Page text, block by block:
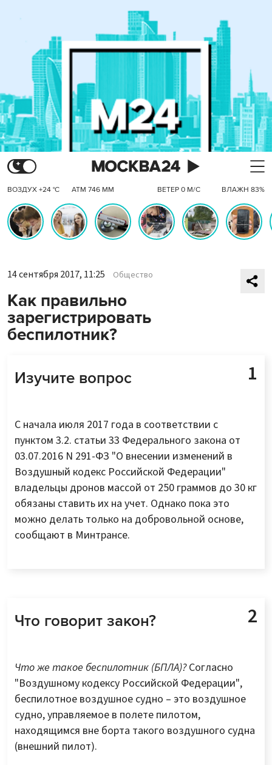
ВОЗДУХ +24 °C АТМ 746 ММ ВЕТЕР 0 М/С ВЛАЖН 83%
14 сентября 2017, 11:25 Общество
Как правильно
зарегистрировать
беспилотник?
Изучите вопрос
С начала июля 2017 года в соответствии с
пунктом 3.2. статьи 33 Федерального закона от
03.07.2016 N 291-ФЗ "О внесении изменений в
Воздушный кодекс Российской Федерации"
владельцы дронов массой от 250 граммов до 30 кг
обязаны ставить их на учет. Однако пока это
можно делать только на добровольной основе,
сообщают в Минтрансе.
Что говорит закон?
Что же такое беспилотник (БПЛА)?Согласно
"Воздушному кодексу Российской Федерации",
беспилотное воздушное судно – это воздушное
судно, управляемое в полете пилотом,
находящимся вне борта такого воздушного судна
(внешний пилот).